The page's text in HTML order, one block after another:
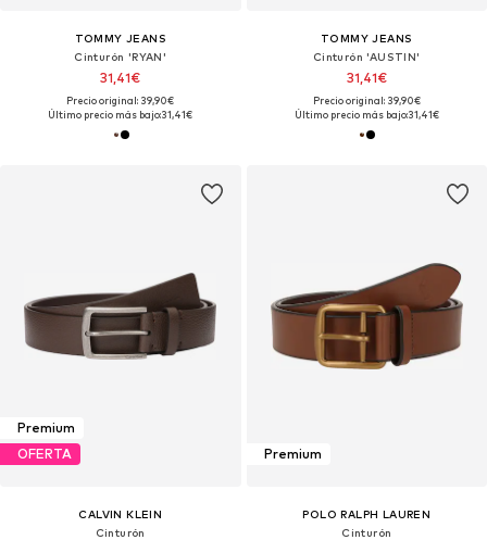
TOMMY JEANS
Cinturón 'RYAN'
31,41€
Precio original: 39,90€
Último precio más bajo:31,41€
TOMMY JEANS
Cinturón 'AUSTIN'
31,41€
Precio original: 39,90€
Último precio más bajo:31,41€
Premium
OFERTA
CALVIN KLEIN
Cinturón
Premium
POLO RALPH LAUREN
Cinturón